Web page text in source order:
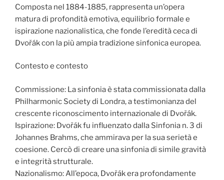
Composta nel 1884-1885, rappresenta un’opera
matura di profondità emotiva, equilibrio formale e
ispirazione nazionalistica, che fonde l’eredità ceca di
Dvořák con la più ampia tradizione sinfonica europea.
Contesto e contesto
Commissione: La sinfonia è stata commissionata dalla
Philharmonic Society di Londra, a testimonianza del
crescente riconoscimento internazionale di Dvořák.
Ispirazione: Dvořák fu influenzato dalla Sinfonia n. 3 di
Johannes Brahms, che ammirava per la sua serietà e
coesione. Cercò di creare una sinfonia di simile gravità
e integrità strutturale.
Nazionalismo: All’epoca, Dvořák era profondamente